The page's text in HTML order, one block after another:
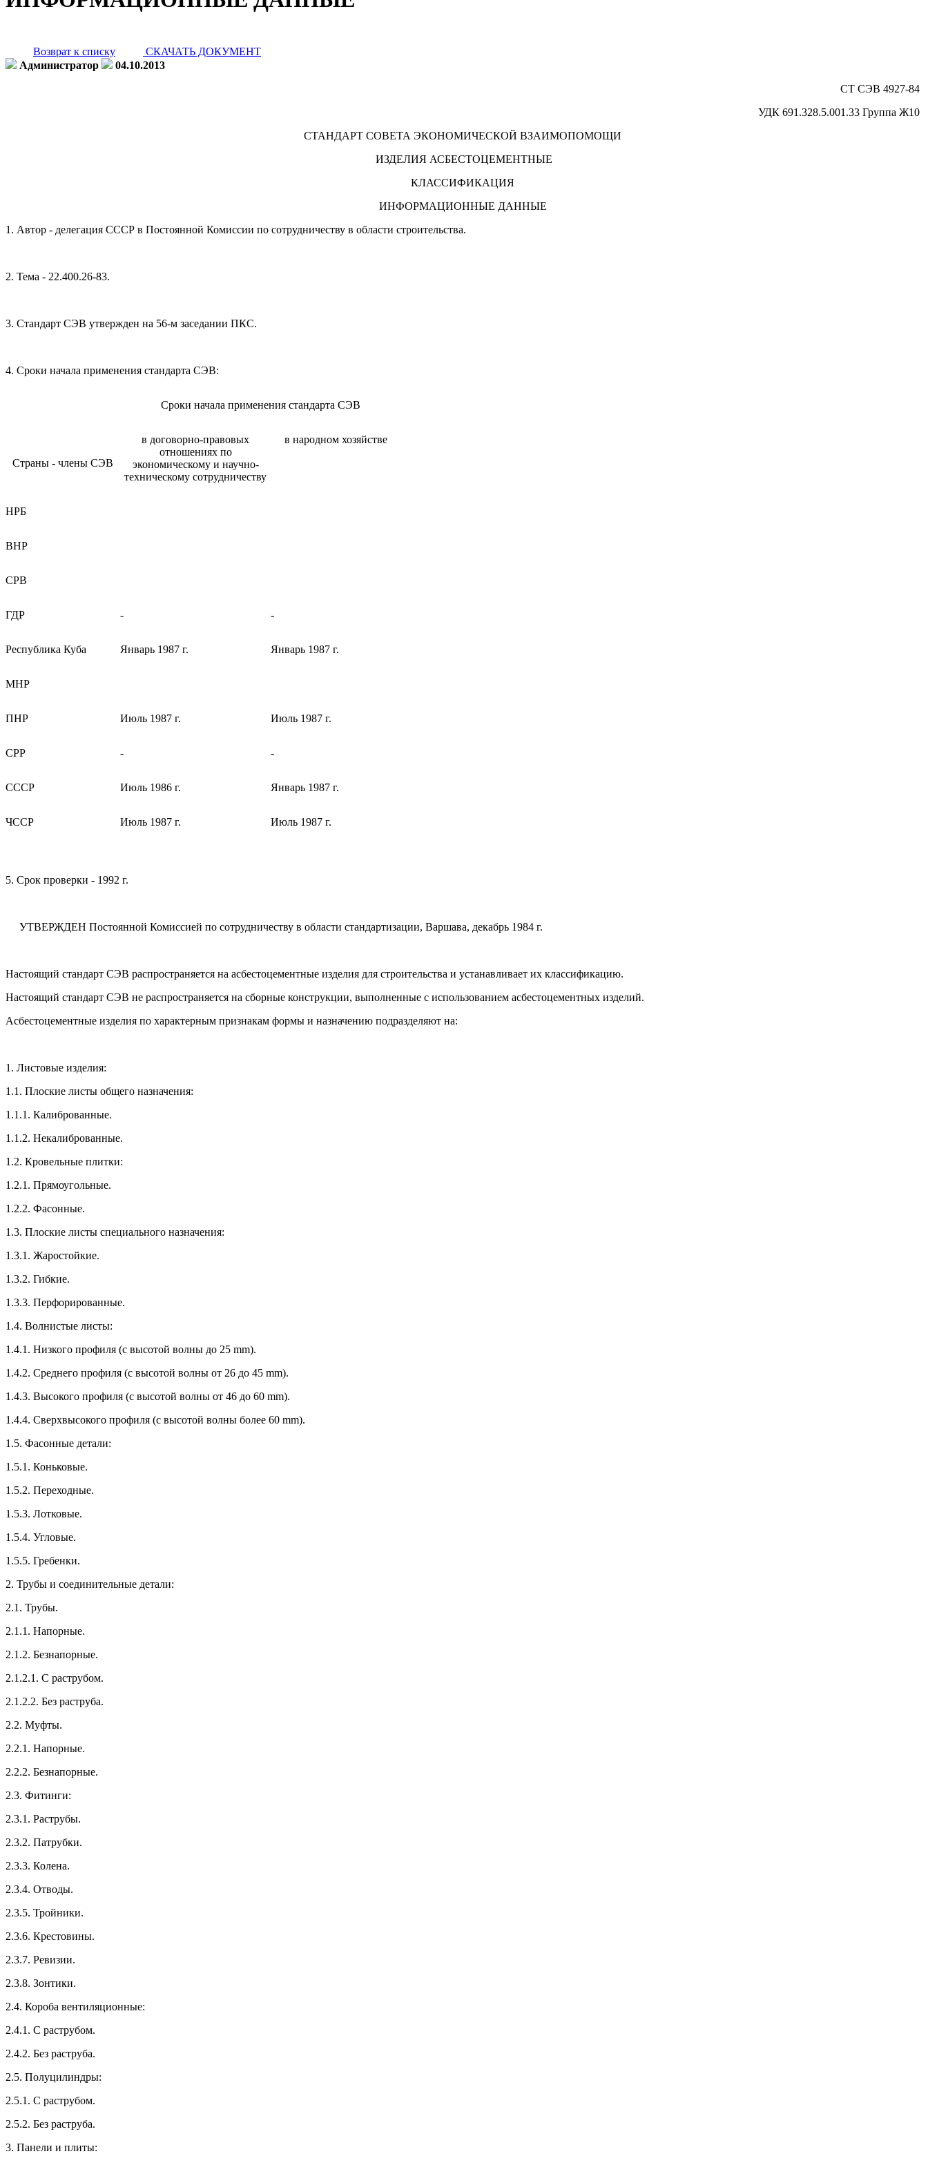
Возврат к списку
СКАЧАТЬ ДОКУМЕНТ
Администратор
04.10.2013
СТ СЭВ 4927-84
УДК 691.328.5.001.33 Группа Ж10
СТАНДАРТ СОВЕТА ЭКОНОМИЧЕСКОЙ ВЗАИМОПОМОЩИ
ИЗДЕЛИЯ АСБЕСТОЦЕМЕНТНЫЕ
КЛАССИФИКАЦИЯ
ИНФОРМАЦИОННЫЕ ДАННЫЕ
1. Автор - делегация СССР в Постоянной Комиссии по сотрудничеству в области строительства.
2. Тема - 22.400.26-83.
3. Стандарт СЭВ утвержден на 56-м заседании ПКС.
4. Сроки начала применения стандарта СЭВ:
Сроки начала применения стандарта СЭВ
Страны - члены СЭВ
в договорно-правовых
отношениях по
экономическому и научно-
техническому сотрудничеству
в народном хозяйстве
НРБ
ВНР
СРВ
ГДР - -
Республика Куба Январь 1987 г. Январь 1987 г.
МНР
ПНР Июль 1987 г. Июль 1987 г.
СРР - -
СССР Июль 1986 г. Январь 1987 г.
ЧССР Июль 1987 г. Июль 1987 г.
5. Срок проверки - 1992 г.
УТВЕРЖДЕН Постоянной Комиссией по сотрудничеству в области стандартизации, Варшава, декабрь 1984 г.
Настоящий стандарт СЭВ распространяется на асбестоцементные изделия для строительства и устанавливает их классификацию.
Настоящий стандарт СЭВ не распространяется на сборные конструкции, выполненные с использованием асбестоцементных изделий.
Асбестоцементные изделия по характерным признакам формы и назначению подразделяют на:
1. Листовые изделия:
1.1. Плоские листы общего назначения:
1.1.1. Калиброванные.
1.1.2. Некалиброванные.
1.2. Кровельные плитки:
1.2.1. Прямоугольные.
1.2.2. Фасонные.
1.3. Плоские листы специального назначения:
1.3.1. Жаростойкие.
1.3.2. Гибкие.
1.3.3. Перфорированные.
1.4. Волнистые листы:
1.4.1. Низкого профиля (с высотой волны до 25 mm).
1.4.2. Среднего профиля (с высотой волны от 26 до 45 mm).
1.4.3. Высокого профиля (с высотой волны от 46 до 60 mm).
1.4.4. Сверхвысокого профиля (с высотой волны более 60 mm).
1.5. Фасонные детали:
1.5.1. Коньковые.
1.5.2. Переходные.
1.5.3. Лотковые.
1.5.4. Угловые.
1.5.5. Гребенки.
2. Трубы и соединительные детали:
2.1. Трубы.
2.1.1. Напорные.
2.1.2. Безнапорные.
2.1.2.1. С раструбом.
2.1.2.2. Без раструба.
2.2. Муфты.
2.2.1. Напорные.
2.2.2. Безнапорные.
2.3. Фитинги:
2.3.1. Раструбы.
2.3.2. Патрубки.
2.3.3. Колена.
2.3.4. Отводы.
2.3.5. Тройники.
2.3.6. Крестовины.
2.3.7. Ревизии.
2.3.8. Зонтики.
2.4. Короба вентиляционные:
2.4.1. С раструбом.
2.4.2. Без раструба.
2.5. Полуцилиндры:
2.5.1. С раструбом.
2.5.2. Без раструба.
3. Панели и плиты: